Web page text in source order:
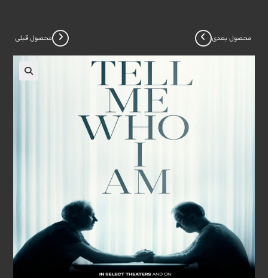
محصول قبلی محصول بعدی